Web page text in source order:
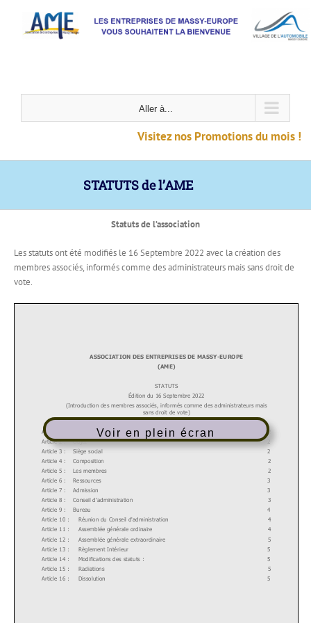
contenu
Aller à...
Visitez nos Promotions du mois !
STATUTS de l’AME
Statuts de l’association
Les statuts ont été modifiés le 16 Septembre 2022 avec la création des
membres associés, informés comme des administrateurs mais sans droit de
vote.
Voir en plein écran